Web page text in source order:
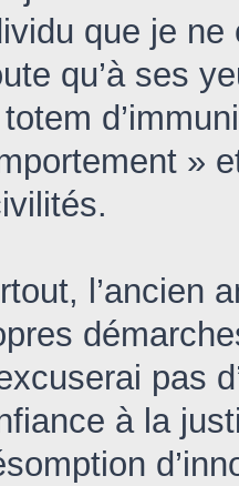
que je
qu’à ses
»
l’ancien
pas
à la